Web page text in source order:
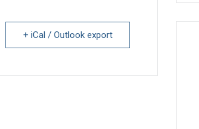
+ iCal / Outlook export